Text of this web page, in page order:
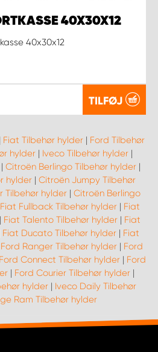
40X30X12
40x30x12
TILFØJ
Fiat Tilbehør hylder| Ford Tilbehør
hylder| Iveco Tilbehør hylder|
| Citroën Berlingo Tilbehør hylder |
hylder | Citroën Jumpy Tilbehør
Tilbehør hylder | Citroën Berlingo
Fiat Fullback Tilbehør hylder| Fiat
Fiat Talento Tilbehør hylder| Fiat
Fiat Ducato Tilbehør hylder | Fiat
Ford Ranger Tilbehør hylder| Ford
Ford Connect Tilbehør hylder| Ford
| Ford Courier Tilbehør hylder |
hylder| Iveco Daily Tilbehør
Ram Tilbehør hylder